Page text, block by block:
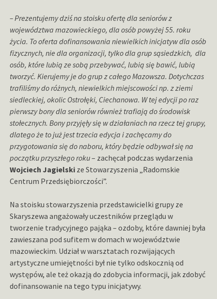
– Prezentujemy dziś na stoisku ofertę dla seniorów z
województwa mazowieckiego, dla osób powyżej 55. roku
życia. To oferta dofinansowania niewielkich inicjatyw dla osób
fizycznych, nie dla organizacji, tylko dla grup sąsiedzkich, dla
osób, które lubią ze sobą przebywać, lubią się bawić, lubią
tworzyć. Kierujemy je do grup z całego Mazowsza. Dotychczas
trafiliśmy do różnych, niewielkich miejscowości np. z ziemi
siedleckiej, okolic Ostrołęki, Ciechanowa. W tej edycji po raz
pierwszy bony dla seniorów również trafiają do środowisk
stołecznych. Bony przyjęły się w działaniach na rzecz tej grupy,
dlatego że to już jest trzecia edycja i zachęcamy do
przygotowania się do naboru, który będzie odbywał się na
początku przyszłego roku– zachęcał podczas wydarzenia
Wojciech Jagielski ze Stowarzyszenia „Radomskie
Centrum Przedsiębiorczości”.
Na stoisku stowarzyszenia przedstawicielki grupy ze
Skaryszewa angażowały uczestników przeglądu w
tworzenie tradycyjnego pająka – ozdoby, które dawniej była
zawieszana pod sufitem w domach w województwie
mazowieckim. Udział w warsztatach rozwijających
artystyczne umiejętności był nie tylko odskocznią od
występów, ale też okazją do zdobycia informacji, jak zdobyć
dofinansowanie na tego typu inicjatywy.